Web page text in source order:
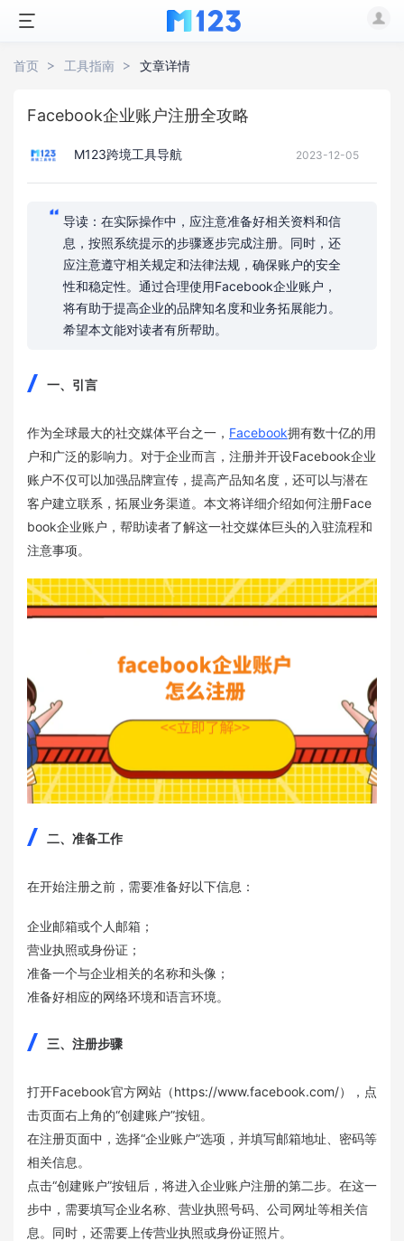
首页 工具指南 文章详情
Facebook企业账户注册全攻略
M123跨境工具导航 2023-12-05
导读：在实际操作中，应注意准备好相关资料和信
息，按照系统提示的步骤逐步完成注册。同时，还
应注意遵守相关规定和法律法规，确保账户的安全
性和稳定性。通过合理使用Facebook企业账户，
将有助于提高企业的品牌知名度和业务拓展能力。
希望本文能对读者有所帮助。
一、引言
作为全球最大的社交媒体平台之一， Facebook拥有数十亿的用
户和广泛的影响力。对于企业而言，注册并开设Facebook企业
账户不仅可以加强品牌宣传，提高产品知名度，还可以与潜在
客户建立联系，拓展业务渠道。本文将详细介绍如何注册Face
book企业账户，帮助读者了解这一社交媒体巨头的入驻流程和
注意事项。
二、准备工作
在开始注册之前，需要准备好以下信息：
企业邮箱或个人邮箱；
营业执照或身份证；
准备一个与企业相关的名称和头像；
准备好相应的网络环境和语言环境。
三、注册步骤
打开Facebook官方网站（https://www.facebook.com/），点
击页面右上角的“创建账户”按钮。
在注册页面中，选择“企业账户”选项，并填写邮箱地址、密码等
相关信息。
点击“创建账户”按钮后，将进入企业账户注册的第二步。在这一
步中，需要填写企业名称、营业执照号码、公司网址等相关信
息。同时，还需要上传营业执照或身份证照片。